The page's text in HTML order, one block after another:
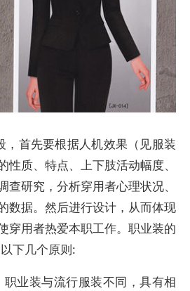
，首先要根据人机效果（见服装
性质、特点、上下肢活动幅度、
查研究，分析穿用者心理状况、
数据。然后进行设计，从而体现
穿用者热爱本职工作。职业装的
下几个原则:
业装与流行服装不同，具有相